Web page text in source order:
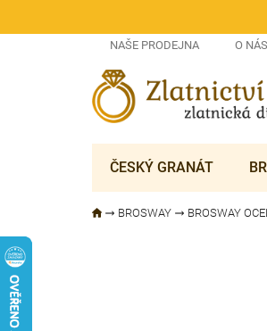
NAŠE PRODEJNA O NÁS
ČESKÝ GRANÁT
BROSWAY BROSWAY